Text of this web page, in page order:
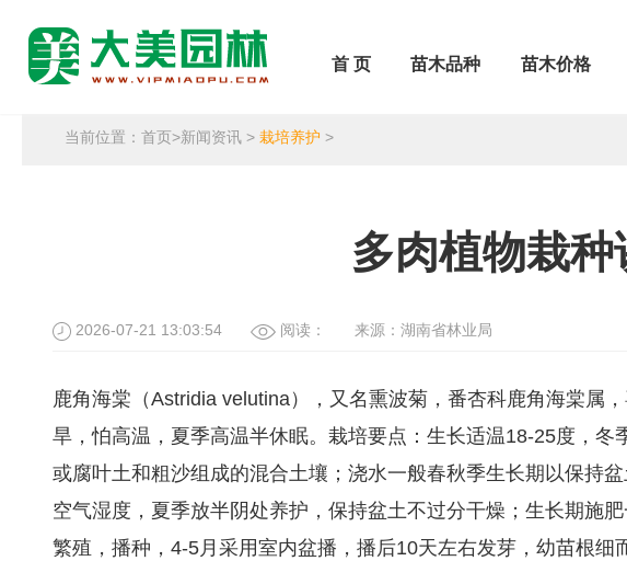
首 页 苗木品种 苗木价格
当前位置：首页>新闻资讯 >栽培养护 >
多肉植物栽种
2026-07-21 13:03:54 阅读： 来源：湖南省林业局
鹿角海棠（Astridia velutina），又名熏波菊，番杏科鹿角海棠属
旱，怕高温，夏季高温半休眠。栽培要点：生长适温18-25度，冬
或腐叶土和粗沙组成的混合土壤；浇水一般春秋季生长期以保持
空气湿度，夏季放半阴处养护，保持盆土不过分干燥；生长期施
繁殖，播种，4-5月采用室内盆播，播后10天左右发芽，幼苗根细